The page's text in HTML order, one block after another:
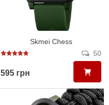
Skmei Chess
50
595 грн